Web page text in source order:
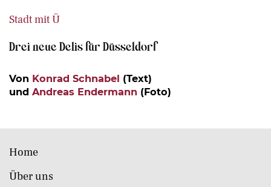
Stadt mit Ü
Drei neue Delis für Düsseldorf
Von Konrad Schnabel (Text)
und Andreas Endermann (Foto)
Home
Über uns